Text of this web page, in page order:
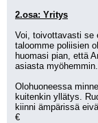
2.osa: Yritys
Voi, toivottavasti se
taloomme poliisien
huomasi pian, että
asiasta myöhemmin.
Olohuoneessa
kuitenkin yllätys.
kiinni ämpärissä
€